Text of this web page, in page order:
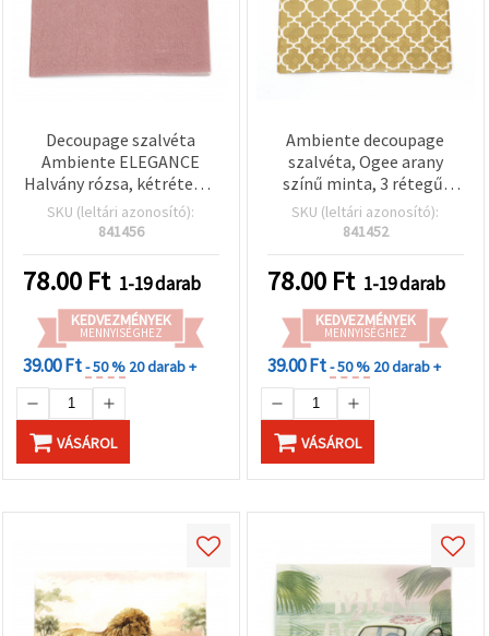
Decoupage szalvéta
Ambiente ELEGANCE
Halvány rózsa, kétrétegű,
33x33 cm – 1 db
SKU (leltári azonosító):
841456
78.00 Ft 1-19 darab
KEDVEZMÉNYEK
MENNYISÉGHEZ
39.00 Ft- 50 % 20 darab +
VÁSÁROL
Ambiente decoupage
szalvéta, Ogee arany
színű minta, 3 rétegű,
33x33 cm – 1 db
SKU (leltári azonosító):
841452
78.00 Ft 1-19 darab
KEDVEZMÉNYEK
MENNYISÉGHEZ
39.00 Ft- 50 % 20 darab +
VÁSÁROL